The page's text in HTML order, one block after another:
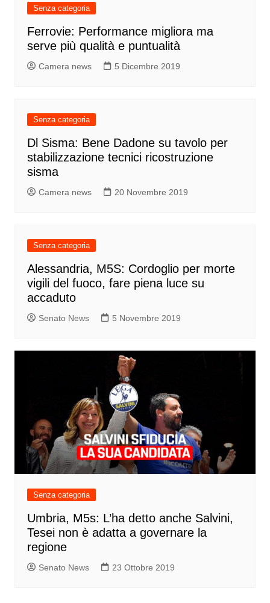
Senza categoria
Ferrovie: Performance migliora ma
serve più qualità e puntualità
Camera news 5 Dicembre 2019
Senza categoria
Dl Sisma: Bene Dadone su tavolo per
stabilizzazione tecnici ricostruzione
sisma
Camera news 20 Novembre 2019
Senza categoria
Alessandria, M5S: Cordoglio per morte
vigili del fuoco, fare piena luce su
accaduto
Senato News 5 Novembre 2019
Senza categoria
Umbria, M5s: L’ha detto anche Salvini,
Tesei non è adatta a governare la
regione
Senato News 23 Ottobre 2019